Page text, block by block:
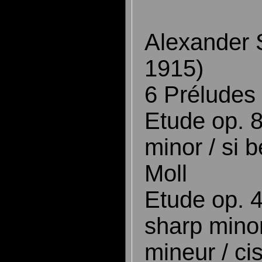
Alexander
1915)
6
Etude op.
minor / si
Moll
Etude op.
sharp
mineur /